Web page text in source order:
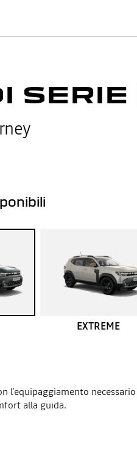
EXTREME
l’equipaggiamento
alla guida.